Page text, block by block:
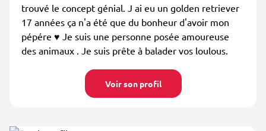
trouvé le concept génial. J ai eu un golden retriever
17 années ça n'a été que du bonheur d'avoir mon
pépére ♥️ Je suis une personne posée amoureuse
des animaux . Je suis prête à balader vos loulous.
Voir son profil